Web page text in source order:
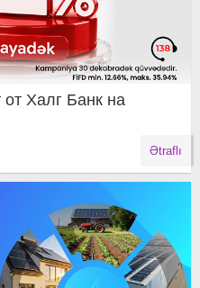
от Халг Банк на
Ətraflı